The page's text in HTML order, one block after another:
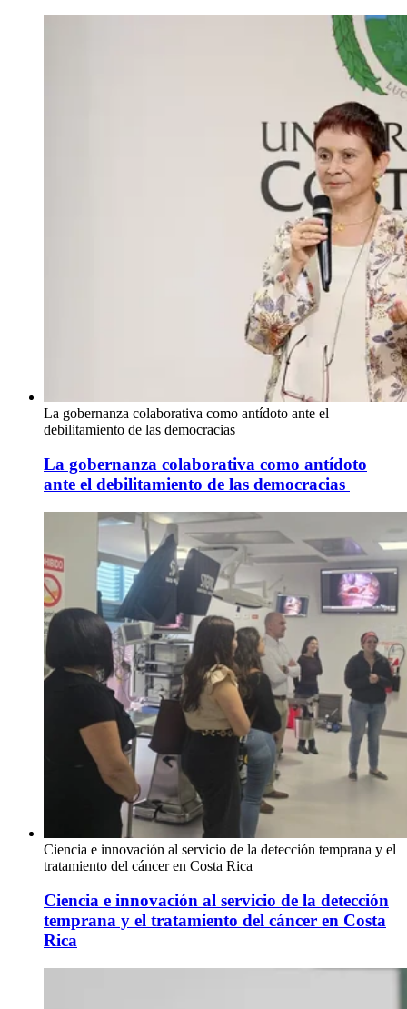
La gobernanza colaborativa como antídoto ante el
debilitamiento de las democracias
La gobernanza colaborativa como antídoto
ante el debilitamiento de las democracias
Ciencia e innovación al servicio de la detección temprana y el
tratamiento del cáncer en Costa Rica
Ciencia e innovación al servicio de la detección
temprana y el tratamiento del cáncer en Costa
Rica